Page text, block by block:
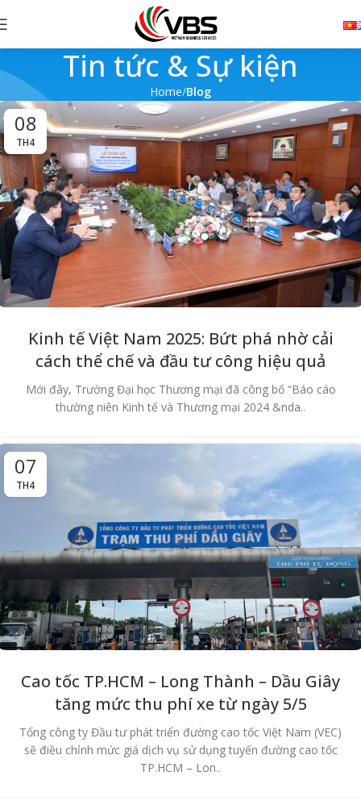
Tin tức & Sự kiện
Home Blog
08
TH4
Kinh tế Việt Nam 2025: Bứt phá nhờ cải
cách thể chế và đầu tư công hiệu quả
Mới đây, Trường Đại học Thương mại đã công bố “Báo cáo
thường niên Kinh tế và Thương mại 2024 &nda..
07
TH4
Cao tốc TP.HCM – Long Thành – Dầu Giây
tăng mức thu phí xe từ ngày 5/5
Tổng công ty Đầu tư phát triển đường cao tốc Việt Nam (VEC)
sẽ điều chỉnh mức giá dịch vụ sử dụng tuyến đường cao tốc
TP.HCM – Lon..